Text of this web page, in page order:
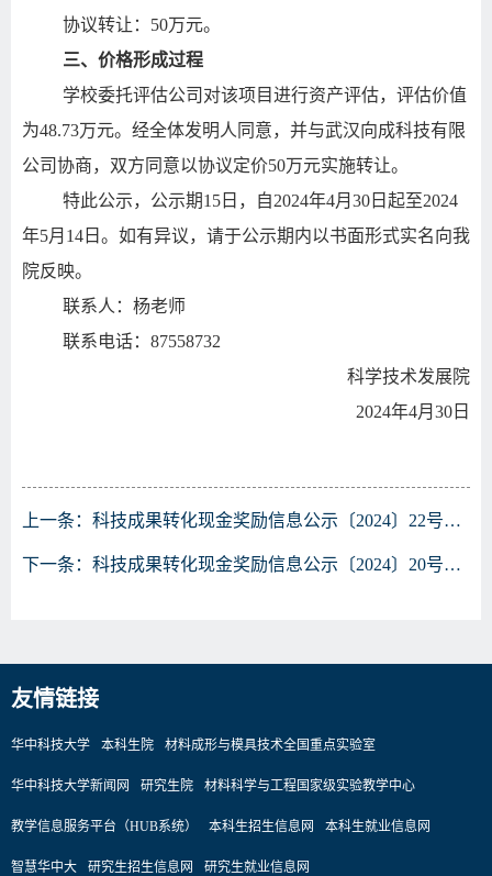
协议转让：50万元。
三、价格形成过程
学校委托评估公司对该项目进行资产评估，评估价值
为48.73万元。经全体发明人同意，并与武汉向成科技有限
公司协商，双方同意以协议定价50万元实施转让。
特此公示，公示期15日，自2024年4月30日起至2024
年5月14日。如有异议，请于公示期内以书面形式实名向我
院反映。
联系人：杨老师
联系电话：87558732
科学技术发展院
2024年4月30日
上一条： 科技成果转化现金奖励信息公示〔2024〕22号——一种无裂纹镍基高温合金及其成分设计方法和制备方法等两项专利
下一条： 科技成果转化现金奖励信息公示〔2024〕20号——一种铁基普鲁士蓝、制备方法及其应用/一种普鲁士蓝及其类似物、缺陷修复方法及其应用
友情链接
华中科技大学 本科生院 材料成形与模具技术全国重点实验室
华中科技大学新闻网 研究生院 材料科学与工程国家级实验教学中心
教学信息服务平台（HUB系统） 本科生招生信息网 本科生就业信息网
智慧华中大 研究生招生信息网 研究生就业信息网